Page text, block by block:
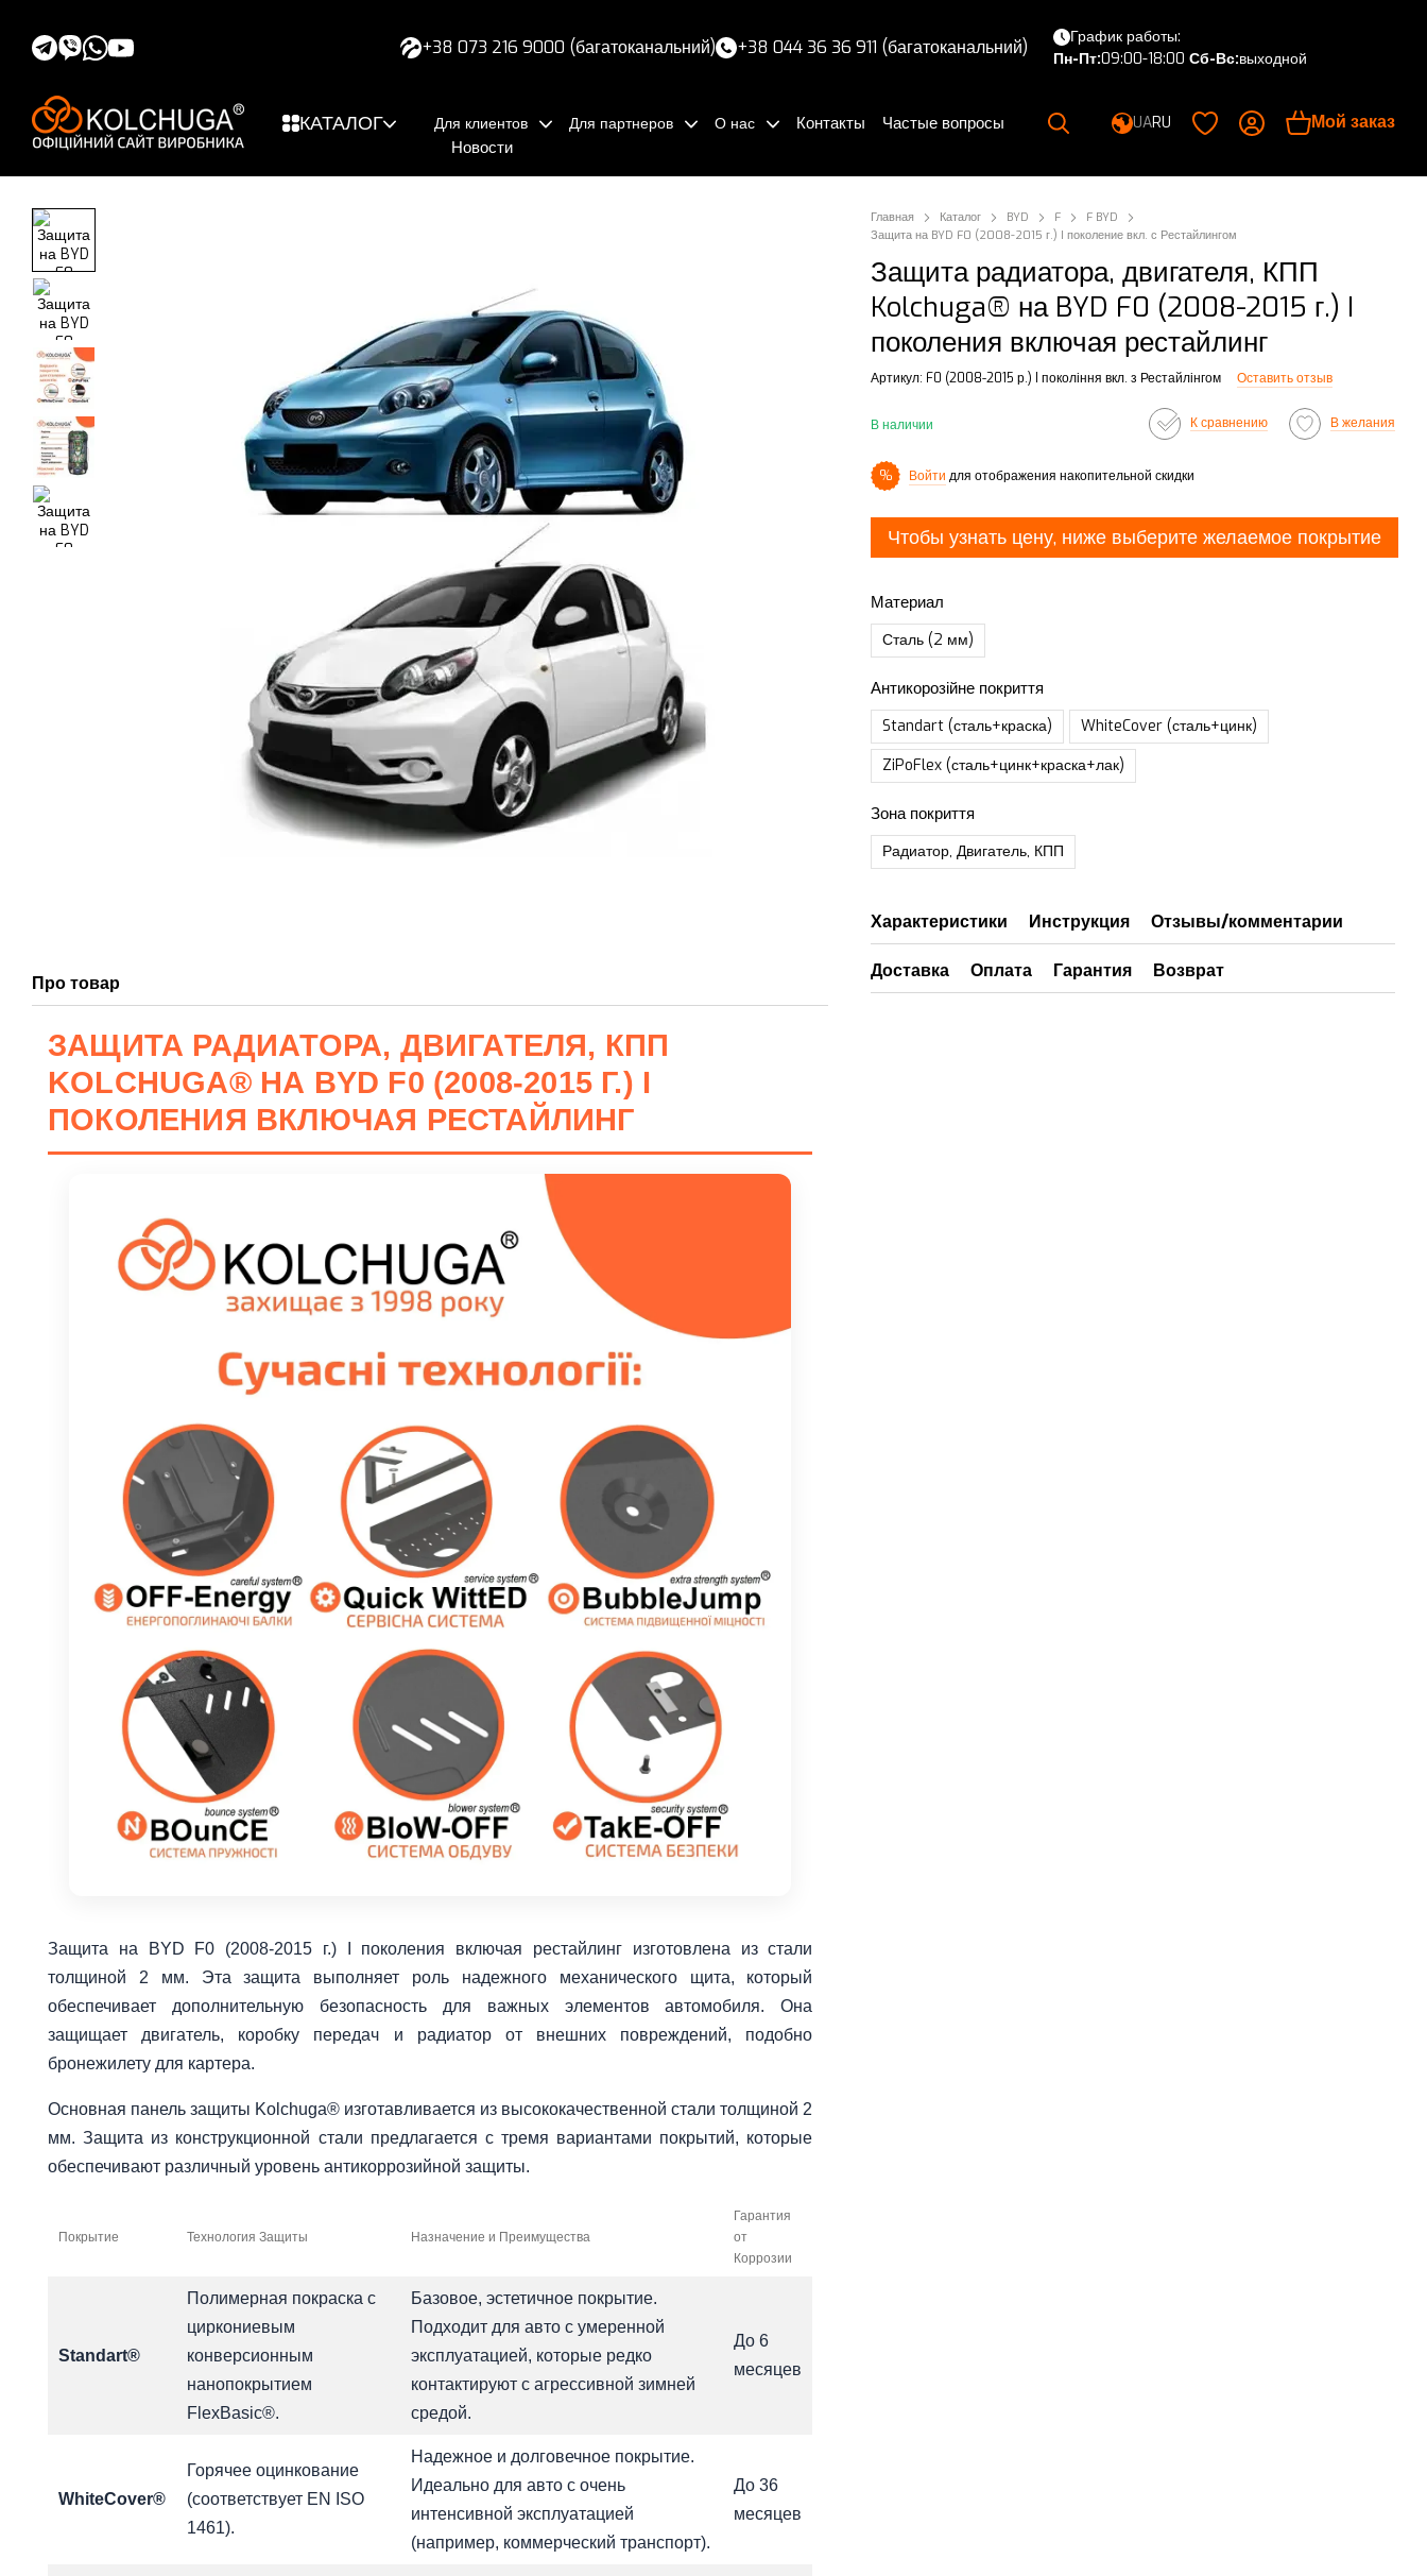
+38 073 216 9000 (багатоканальний) +38 044 36 36 911 (багатоканальний)
График работы:
Пн-Пт:09:00-18:00 Сб-Вс:выходной
КАТАЛОГ Для клиентов Для партнеров О нас Контакты
Частые вопросы
Новости
UARU Мой заказ
Про товар
ЗАЩИТА РАДИАТОРА, ДВИГАТЕЛЯ, КПП
KOLCHUGA® НА BYD F0 (2008-2015 Г.) I
ПОКОЛЕНИЯ ВКЛЮЧАЯ РЕСТАЙЛИНГ
Защита на BYD F0 (2008-2015 г.) I поколения включая рестайлинг изготовлена из стали
толщиной 2 мм. Эта защита выполняет роль надежного механического щита, который
обеспечивает дополнительную безопасность для важных элементов автомобиля. Она
защищает двигатель, коробку передач и радиатор от внешних повреждений, подобно
бронежилету для картера.
Основная панель защиты Kolchuga® изготавливается из высококачественной стали толщиной 2
мм. Защита из конструкционной стали предлагается с тремя вариантами покрытий, которые
обеспечивают различный уровень антикоррозийной защиты.
Покрытие Технология Защиты Назначение и Преимущества
Гарантия
от
Коррозии
Standart®
Полимерная покраска с
циркониевым
конверсионным
нанопокрытием
FlexBasic®.
Базовое, эстетичное покрытие.
Подходит для авто с умеренной
эксплуатацией, которые редко
контактируют с агрессивной зимней
средой.
До 6
месяцев
WhiteCover®
Горячее оцинкование
(соответствует EN ISO
1461).
Надежное и долговечное покрытие.
Идеально для авто с очень
интенсивной эксплуатацией
(например, коммерческий транспорт).
До 36
месяцев
Главная Каталог BYD F
F BYD
Защита на BYD F0 (2008-2015 г.) I поколение вкл. с Рестайлингом
Защита радиатора, двигателя, КПП
Kolchuga® на BYD F0 (2008-2015 г.) I
поколения включая рестайлинг
Артикул: F0 (2008-2015 р.) I покоління вкл. з Рестайлінгом Оставить отзыв
В наличии К сравнению В желания
% Войти для отображения накопительной скидки
Чтобы узнать цену, ниже выберите желаемое покрытие
Материал
Сталь (2 мм)
Антикорозійне покриття
Standart (сталь+краска)
WhiteCover (сталь+цинк)
ZiPoFlex (сталь+цинк+краска+лак)
Зона покриття
Радиатор, Двигатель, КПП
Характеристики Инструкция Отзывы/комментарии
Доставка Оплата Гарантия Возврат